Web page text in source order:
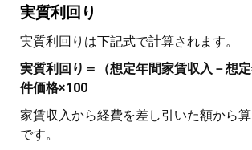
実質利回り
実質利回りは下記式で計算されます。
実質利回り＝（想定年間家賃収入－想
件価格×100
家賃収入から経費を差し引いた額から
です。